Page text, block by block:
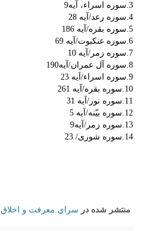
3.سوره اسراء، آیه9
4.سوره رعد/آیه 28
5.سوره بقره/آیه 186
6.سوره عنکبوت/آیه 69
7.سوره زمر/آیه 10
8.سوره آل عمران/آیه190
9.سوره اسراء/آیه 23
10.سوره بقره/آیه 261
11.سوره نور/آیه 31
12.سوره بیّنه/آیه 5
13.سوره زمر/آیه9
14.سوره شوری/ 23
منتشر شده در سراي معرفت و اخلاق